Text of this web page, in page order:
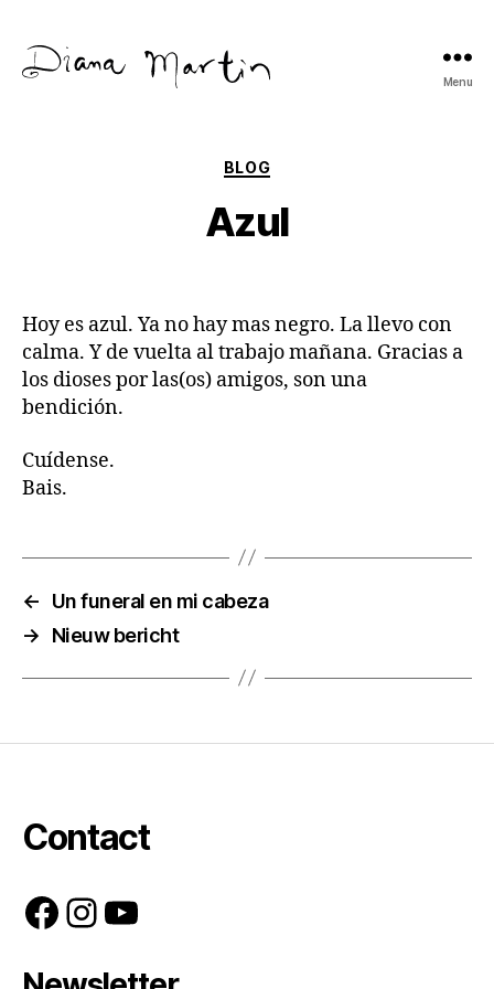
Menu
Categories
BLOG
Azul
Hoy es azul. Ya no hay mas negro. La llevo con
calma. Y de vuelta al trabajo mañana. Gracias a
los dioses por las(os) amigos, son una
bendición.
Cuídense.
Bais.
←
Un funeral en mi cabeza
→
Nieuw bericht
Contact
Facebook
Instagram
YouTube